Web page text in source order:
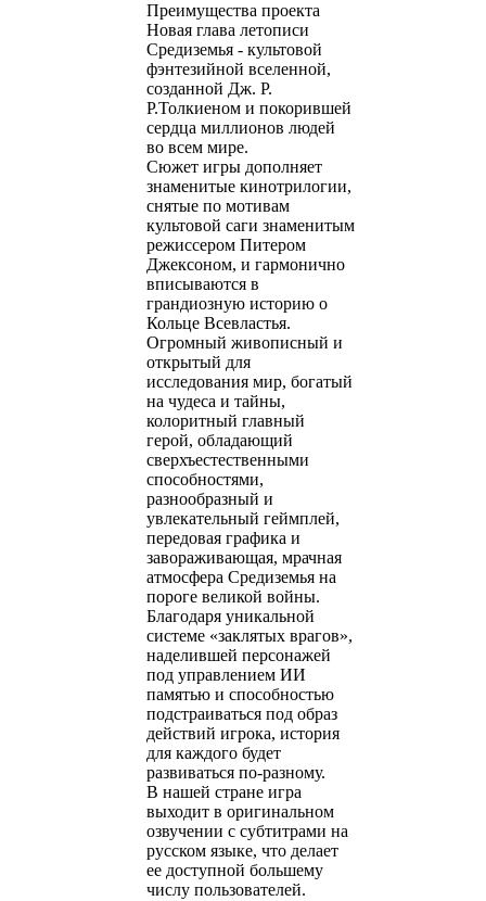
Преимущества проекта
Новая глава летописи
Средиземья - культовой
фэнтезийной вселенной,
созданной Дж. Р.
Р.Толкиеном и покорившей
сердца миллионов людей
во всем мире.
Сюжет игры дополняет
знаменитые кинотрилогии,
снятые по мотивам
культовой саги знаменитым
режиссером Питером
Джексоном, и гармонично
вписываются в
грандиозную историю о
Кольце Всевластья.
Огромный живописный и
открытый для
исследования мир, богатый
на чудеса и тайны,
колоритный главный
герой, обладающий
сверхъестественными
способностями,
разнообразный и
увлекательный геймплей,
передовая графика и
завораживающая, мрачная
атмосфера Средиземья на
пороге великой войны.
Благодаря уникальной
системе «заклятых врагов»,
наделившей персонажей
под управлением ИИ
памятью и способностью
подстраиваться под образ
действий игрока, история
для каждого будет
развиваться по-разному.
В нашей стране игра
выходит в оригинальном
озвучении с субтитрами на
русском языке, что делает
ее доступной большему
числу пользователей.